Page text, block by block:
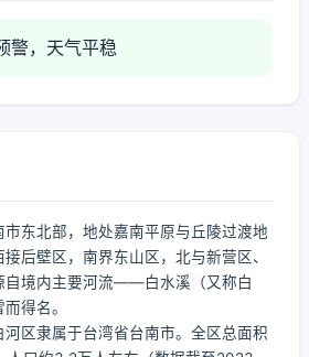
警，天气平稳
市东北部，地处嘉南平原与丘陵过渡地
后壁区，南界东山区，北与新营区、
自境内主要河流——白水溪（又称白
得名。
区隶属于台湾省台南市。全区总面积